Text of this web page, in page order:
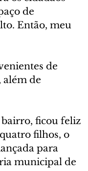
de
Então, meu
de
de
bairro, ficou feliz
filhos, o
para
municipal de